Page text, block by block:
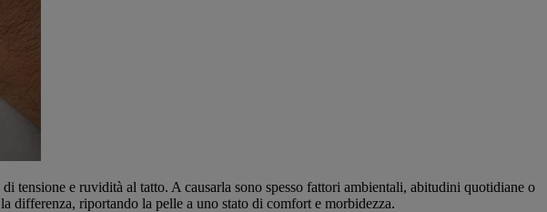
tensione e ruvidità al tatto. A causarla sono spesso fattori ambientali, abitudini quotidiane o
differenza, riportando la pelle a uno stato di comfort e morbidezza.